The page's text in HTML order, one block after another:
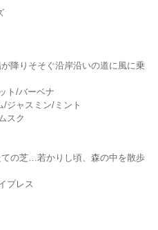
降りそそぐ沿岸沿いの道に風に乗
ト/バーベナ
/ジャスミン/ミント
スク
の芝…若かりし頃、森の中を散歩
プレス